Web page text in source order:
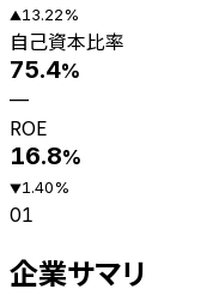
▲13.22%
自己資本比率
75.4%
—
ROE
16.8%
▼1.40%
01
企業サマリ